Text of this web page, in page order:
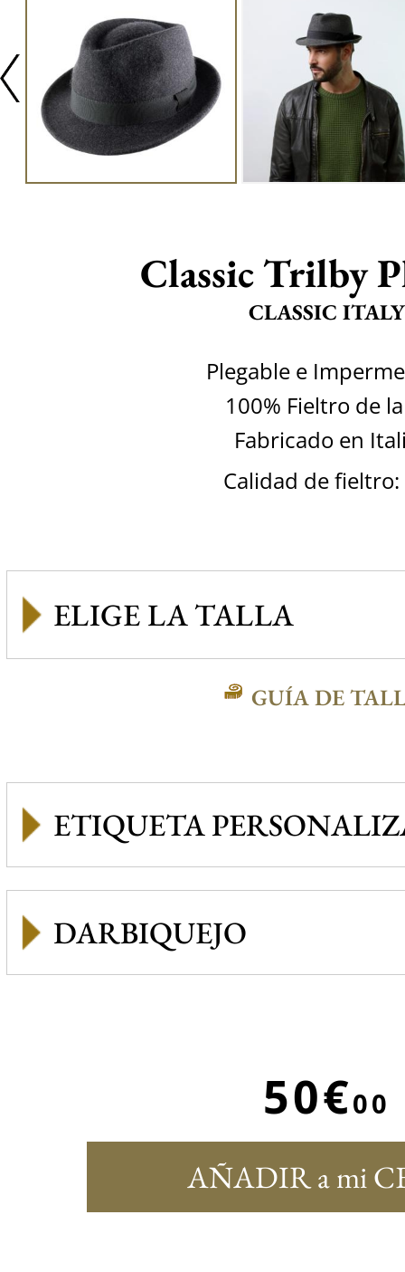
Classic Trilby
CLASSIC ITALY
Plegable e
100% Fieltro de
Fabricado en
Calidad de fieltro:
GUÍA DE
ETIQUETA
DARBIQUEJO
50€00
AÑADIR a mi